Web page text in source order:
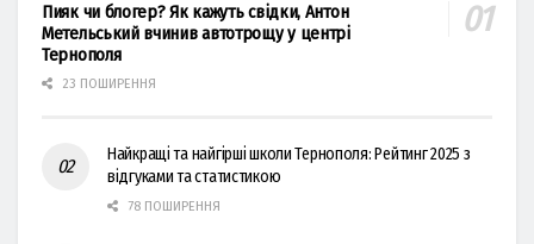
Пияк чи блогер? Як кажуть свідки, Антон
Метельський вчинив автотрощу у центрі
Тернополя
23 ПОШИРЕННЯ
Найкращі та найгірші школи Тернополя: Рейтинг 2025 з
відгуками та статистикою
78 ПОШИРЕННЯ